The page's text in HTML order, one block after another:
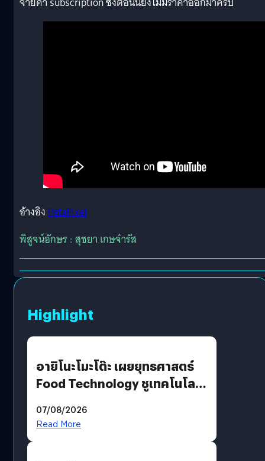
อ้างอิงPetaPixel
พิสูจน์อักษร : สุชยา เกษจำรัส
Highlight
อายิโนะโมะโต๊ะ เผยยุทธศาสตร์
Food Technology ชูเทคโนโลยี
บริโภคและ B2B
07/08/2026
Read More